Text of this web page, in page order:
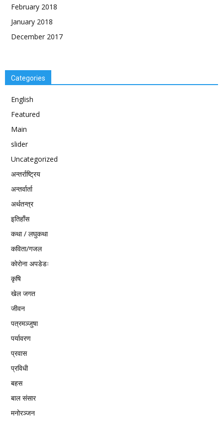
February 2018
January 2018
December 2017
Categories
English
Featured
Main
slider
Uncategorized
अन्तर्राष्ट्रिय
अन्तर्वार्ता
अर्थतन्त्र
इतिहाँस
कथा / लघुकथा
कविता/गजल
काेराेना अपडेडः
कृषि
खेल जगत
जीवन
पत्रमञ्जुषा
पर्यावरण
प्रवास
प्रविधी
बहस
बाल संसार
मनोरञ्जन